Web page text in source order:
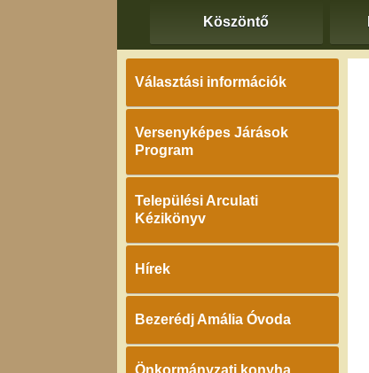
Köszöntő
Választási információk
Versenyképes Járások
Program
Települési Arculati
Kézikönyv
Hírek
Bezerédj Amália Óvoda
Önkormányzati konyha